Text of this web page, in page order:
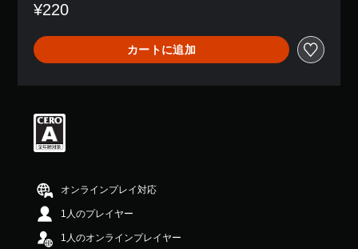
は
8
、
平
は
段
中
の
3
¥220
カートに追加
オンラインプレイ対応
1人のプレイヤー
1人のオンラインプレイヤー